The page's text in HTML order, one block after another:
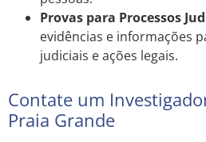
Provas para Processos
evidências e informações
judiciais e ações legais.
Contate um
Praia Grande